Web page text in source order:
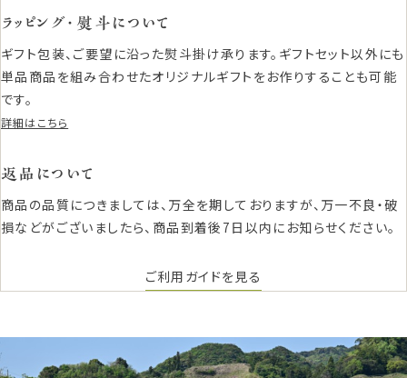
ラッピング・熨斗について
ギフト包装、ご要望に沿った熨斗掛け承ります。ギフトセット以外にも
単品商品を組み合わせたオリジナルギフトをお作りすることも可能
です。
詳細はこちら
返品について
商品の品質につきましては、万全を期しておりますが、万一不良・破
損などがございましたら、商品到着後7日以内にお知らせください。
ご利用ガイドを見る